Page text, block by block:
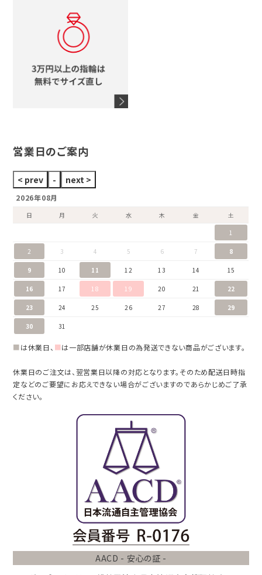
スタージュエリー
ウノアエレ
タグホイヤー
営業日のご案内
2026年08月
日 月 火 水 木 金
土
1
2 3 4 5 6 7 8
9 10 11 12 13 14 15
16 17 18 19 20 21 22
23 24 25 26 27 28 29
30 31
■は休業日、 ■は一部店舗が休業日の為発送できない商品がございます。
休業日のご注文は、翌営業日以降の対応となります。そのため配送日時指
定などのご要望にお応えできない場合がございますのであらかじめご了承
ください。
AACD - 安心の証 -